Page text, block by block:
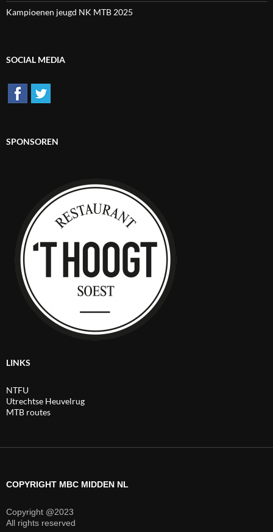
Kampioenen jeugd NK MTB 2025
SOCIAL MEDIA
SPONSOREN
LINKS
NTFU
Utrechtse Heuvelrug
MTB routes
COPYRIGHT MBC MIDDEN NL
Copyright @2023
All rights reserved